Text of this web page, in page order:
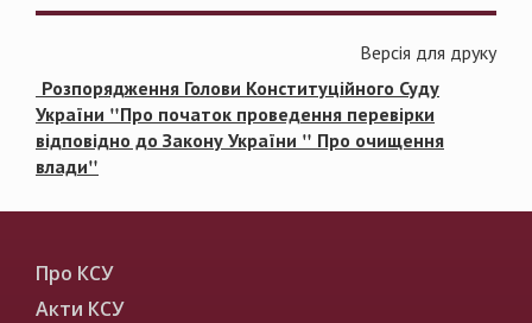
Версія для друку
Розпорядження Голови Конституційного Суду
України "Про початок проведення перевірки
відповідно до Закону України " Про очищення
влади"
Про КСУ
Акти КСУ